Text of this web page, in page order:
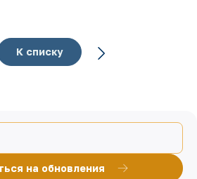
К списку
на обновления